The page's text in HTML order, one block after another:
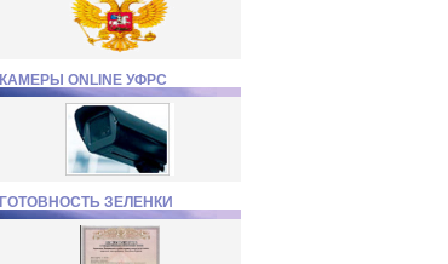
КАМЕРЫ ONLINE УФРС
ГОТОВНОСТЬ ЗЕЛЕНКИ